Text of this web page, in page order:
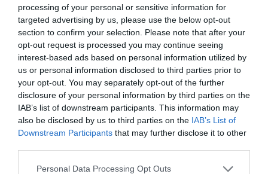
processing of your personal or sensitive information for
targeted advertising by us, please use the below opt-out
section to confirm your selection. Please note that after your
opt-out request is processed you may continue seeing
interest-based ads based on personal information utilized by
us or personal information disclosed to third parties prior to
your opt-out. You may separately opt-out of the further
disclosure of your personal information by third parties on the
IAB’s list of downstream participants. This information may
also be disclosed by us to third parties on the IAB’s List of
Downstream Participants that may further disclose it to other
Personal Data Processing Opt Outs